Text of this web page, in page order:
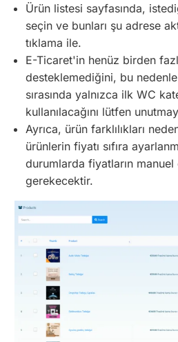
Ürün listesi sayfasında,
seçin ve bunları şu adrese
tıklama ile.
E-Ticaret'in henüz birden
desteklemediğini, bu
sırasında yalnızca ilk WC
kullanılacağını lütfen
Ayrıca, ürün farklılıkları
ürünlerin fiyatı sıfıra
durumlarda fiyatların manuel
gerekecektir.